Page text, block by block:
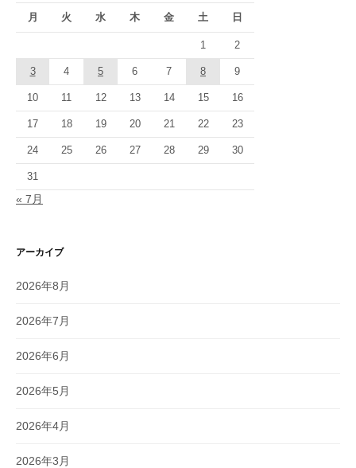
月 火 水 木 金 土 日
1 2
3 4 5 6 7 8 9
10 11 12 13 14 15 16
17 18 19 20 21 22 23
24 25 26 27 28 29 30
31
« 7月
アーカイブ
2026年8月
2026年7月
2026年6月
2026年5月
2026年4月
2026年3月